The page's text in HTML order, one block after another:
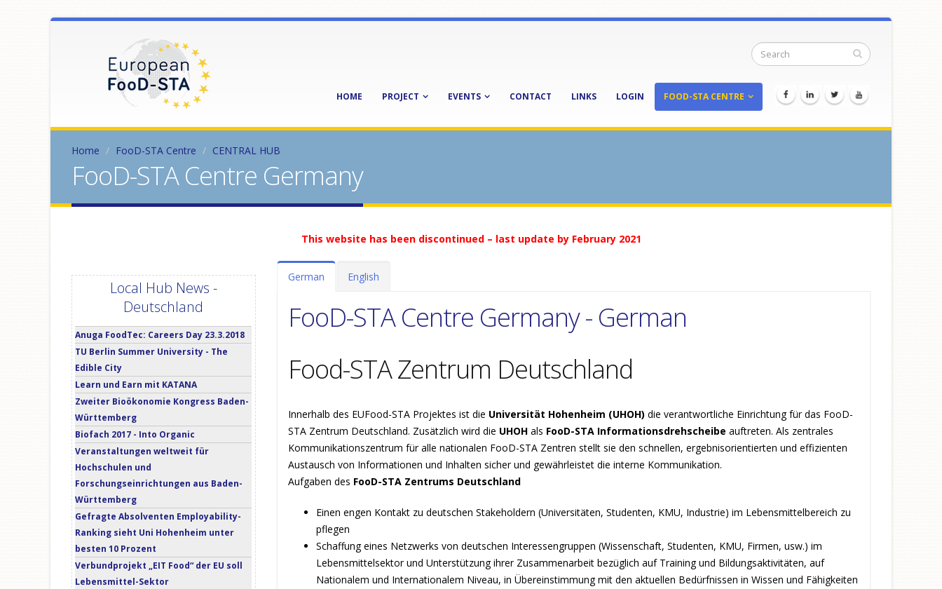
HOME PROJECT EVENTS CONTACT LINKS LOGIN FOOD-STA CENTRE
Home FooD-STA Centre CENTRAL HUB
FooD-STA Centre Germany
This website has been discontinued – last update by February 2021
Local Hub News -
Deutschland
Anuga FoodTec: Careers Day 23.3.2018
TU Berlin Summer University - The
Edible City
Learn und Earn mit KATANA
Zweiter Bioökonomie Kongress Baden-
Württemberg
Biofach 2017 - Into Organic
Veranstaltungen weltweit für
Hochschulen und
Forschungseinrichtungen aus Baden-
Württemberg
Gefragte Absolventen Employability-
Ranking sieht Uni Hohenheim unter
besten 10 Prozent
Verbundprojekt „EIT Food“ der EU soll
Lebensmittel-Sektor
German English
FooD-STA Centre Germany - German
Food-STA Zentrum Deutschland
Innerhalb des EUFood-STA Projektes ist die Universität Hohenheim (UHOH) die verantwortliche Einrichtung für das FooD-
STA Zentrum Deutschland. Zusätzlich wird die UHOHals FooD-STA Informationsdrehscheibe auftreten. Als zentrales
Kommunikationszentrum für alle nationalen FooD-STA Zentren stellt sie den schnellen, ergebnisorientierten und effizienten
Austausch von Informationen und Inhalten sicher und gewährleistet die interne Kommunikation.
Aufgaben des FooD-STA Zentrums Deutschland
Einen engen Kontakt zu deutschen Stakeholdern (Universitäten, Studenten, KMU, Industrie) im Lebensmittelbereich zu
pflegen
Schaffung eines Netzwerks von deutschen Interessengruppen (Wissenschaft, Studenten, KMU, Firmen, usw.) im
Lebensmittelsektor und Unterstützung ihrer Zusammenarbeit bezüglich auf Training und Bildungsaktivitäten, auf
Nationalem und Internationalem Niveau, in Übereinstimmung mit den aktuellen Bedürfnissen in Wissen und Fähigkeiten